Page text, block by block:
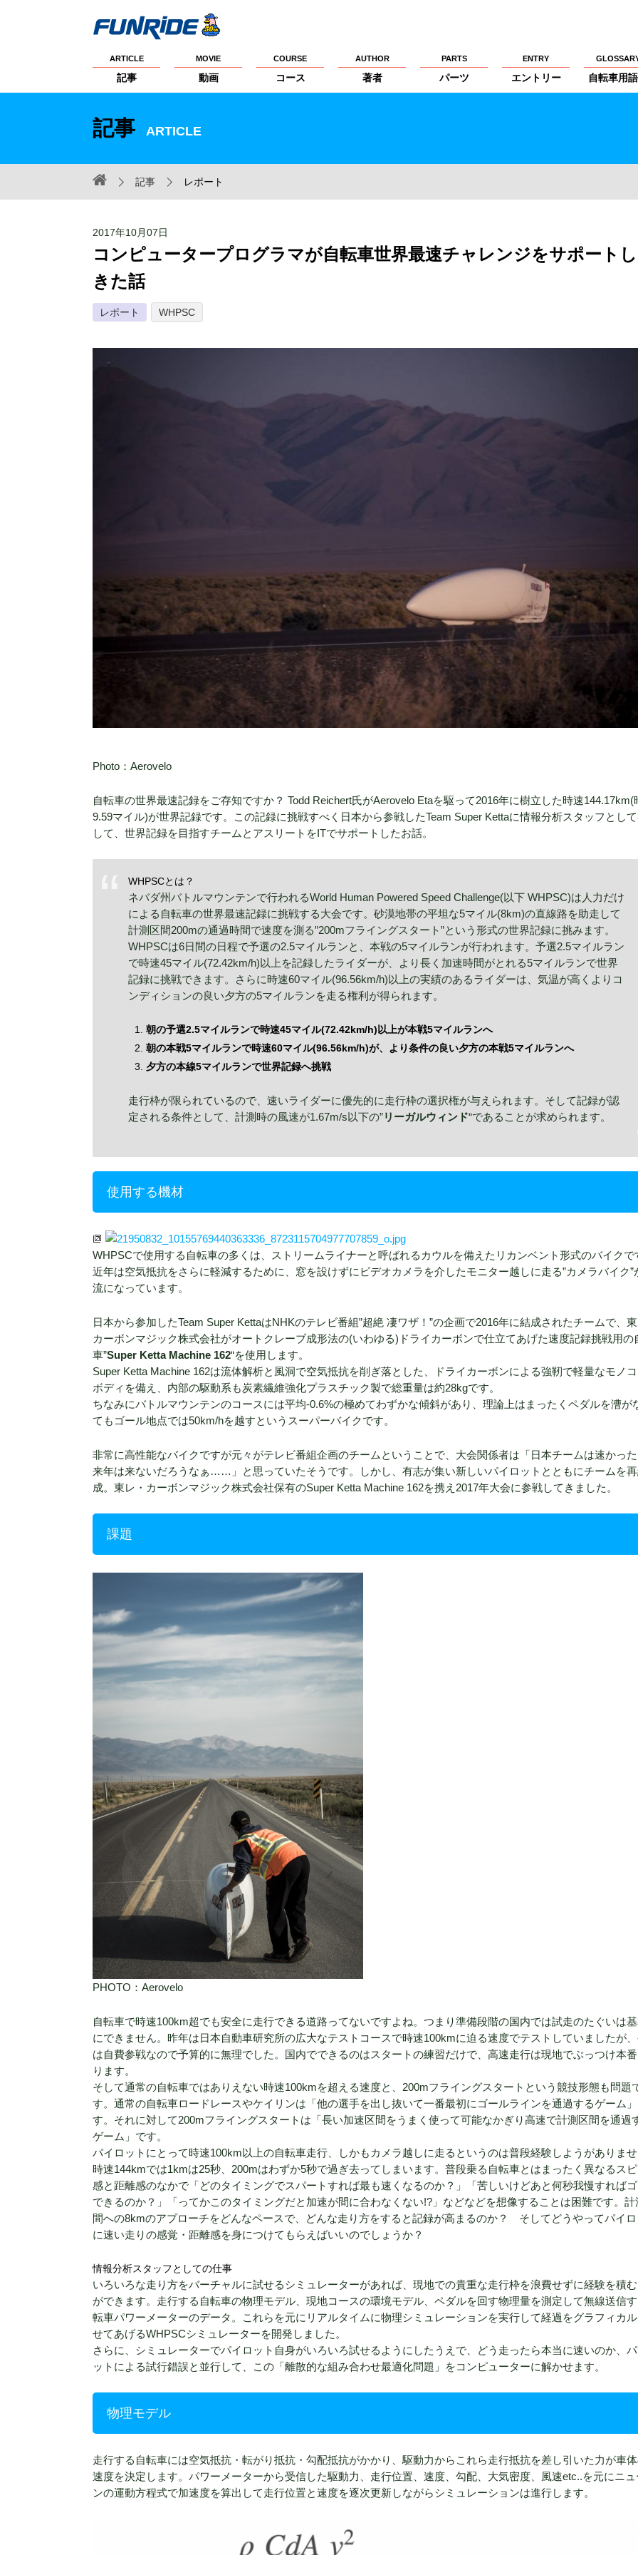
ARTICLE
記事
MOVIE
動画
COURSE
コース
AUTHOR
著者
PARTS
パーツ
ENTRY
エントリー 自転車用
記事 ARTICLE
記事 レポート
2017年10月07日
コンピュータープログラマが自転車世界最速チャレンジをサポート
きた話
レポート WHPSC
Photo： Aerovelo
自転車の世界最速記録をご存知ですか？ Todd Reichert氏がAerovelo Etaを駆って2016年に樹立した時速144.17km(
9.59マイル)が世界記録です。この記録に挑戦すべく日本から参戦したTeam Super Kettaに情報分析スタッフとし
して、世界記録を目指すチームとアスリートをITでサポートしたお話。
WHPSCとは？
ネバダ州バトルマウンテンで行われるWorld Human Powered Speed Challenge(以下 WHPSC)は人力だけ
による自転車の世界最速記録に挑戦する大会です。砂漠地帯の平坦な5マイル(8km)の直線路を助走して
計測区間200mの通過時間で速度を測る”200mフライングスタート”という形式の世界記録に挑みます。
WHPSCは6日間の日程で予選の2.5マイルランと、本戦の5マイルランが行われます。予選2.5マイルラン
で時速45マイル(72.42km/h)以上を記録したライダーが、より長く加速時間がとれる5マイルランで世界
記録に挑戦できます。さらに時速60マイル(96.56km/h)以上の実績のあるライダーは、気温が高くよりコ
ンディションの良い夕方の5マイルランを走る権利が得られます。
朝の予選2.5マイルランで時速45マイル(72.42km/h)以上が本戦5マイルランへ
朝の本戦5マイルランで時速60マイル(96.56km/h)が、より条件の良い夕方の本戦5マイルランへ
夕方の本線5マイルランで世界記録へ挑戦
走行枠が限られているので、速いライダーに優先的に走行枠の選択権が与えられます。そして記録が認
定される条件として、計測時の風速が1.67m/s以下の”リーガルウィンド“であることが求められます。
使用する機材
WHPSCで使用する自転車の多くは、ストリームライナーと呼ばれるカウルを備えたリカンベント形式のバイクで
近年は空気抵抗をさらに軽減するために、窓を設けずにビデオカメラを介したモニター越しに走る”カメラバイク”
流になっています。
日本から参加したTeam Super KettaはNHKのテレビ番組”超絶 凄ワザ！”の企画で2016年に結成されたチームで、東
カーボンマジック株式会社がオートクレーブ成形法の(いわゆる)ドライカーボンで仕立てあげた速度記録挑戦用の
車”Super Ketta Machine 162“を使用します。
Super Ketta Machine 162は流体解析と風洞で空気抵抗を削ぎ落とした、ドライカーボンによる強靭で軽量なモノ
ボディを備え、内部の駆動系も炭素繊維強化プラスチック製で総重量は約28kgです。
ちなみにバトルマウンテンのコースには平均-0.6%の極めてわずかな傾斜があり、理論上はまったくペダルを漕が
てもゴール地点では50km/hを越すというスーパーバイクです。
非常に高性能なバイクですが元々がテレビ番組企画のチームということで、大会関係者は「日本チームは速かっ
来年は来ないだろうなぁ……」と思っていたそうです。しかし、有志が集い新しいパイロットとともにチームを
成。東レ・カーボンマジック株式会社保有のSuper Ketta Machine 162を携え2017年大会に参戦してきました。
課題
PHOTO： Aerovelo
自転車で時速100km超でも安全に走行できる道路ってないですよね。つまり準備段階の国内では試走のたぐいは
にできません。昨年は日本自動車研究所の広大なテストコースで時速100kmに迫る速度でテストしていましたが
は自費参戦なので予算的に無理でした。国内でできるのはスタートの練習だけで、高速走行は現地でぶっつけ本
ります。
そして通常の自転車ではありえない時速100kmを超える速度と、200mフライングスタートという競技形態も問題
す。通常の自転車ロードレースやケイリンは「他の選手を出し抜いて一番最初にゴールラインを通過するゲーム
す。それに対して200mフライングスタートは「長い加速区間をうまく使って可能なかぎり高速で計測区間を通過
ゲーム」です。
パイロットにとって時速100km以上の自転車走行、しかもカメラ越しに走るというのは普段経験しようがありませ
時速144kmでは1kmは25秒、200mはわずか5秒で過ぎ去ってしまいます。普段乗る自転車とはまったく異なるス
感と距離感のなかで「どのタイミングでスパートすれば最も速くなるのか？」「苦しいけどあと何秒我慢すれば
できるのか？」「ってかこのタイミングだと加速が間に合わなくない!?」などなどを想像することは困難です。計
間への8kmのアプローチをどんなペースで、どんな走り方をすると記録が高まるのか？ そしてどうやってパイロ
に速い走りの感覚・距離感を身につけてもらえばいいのでしょうか？
情報分析スタッフとしての仕事
いろいろな走り方をバーチャルに試せるシミュレーターがあれば、現地での貴重な走行枠を浪費せずに経験を積む
ができます。走行する自転車の物理モデル、現地コースの環境モデル、ペダルを回す物理量を測定して無線送信
転車パワーメーターのデータ。これらを元にリアルタイムに物理シミュレーションを実行して経過をグラフィカ
せてあげるWHPSCシミュレーターを開発しました。
さらに、シミュレーターでパイロット自身がいろいろ試せるようにしたうえで、どう走ったら本当に速いのか、
ットによる試行錯誤と並行して、この「離散的な組み合わせ最適化問題」をコンピューターに解かせます。
物理モデル
走行する自転車には空気抵抗・転がり抵抗・勾配抵抗がかかり、駆動力からこれら走行抵抗を差し引いた力が車
速度を決定します。パワーメーターから受信した駆動力、走行位置、速度、勾配、大気密度、風速etc..を元にニュ
ンの運動方程式で加速度を算出して走行位置と速度を逐次更新しながらシミュレーションは進行します。